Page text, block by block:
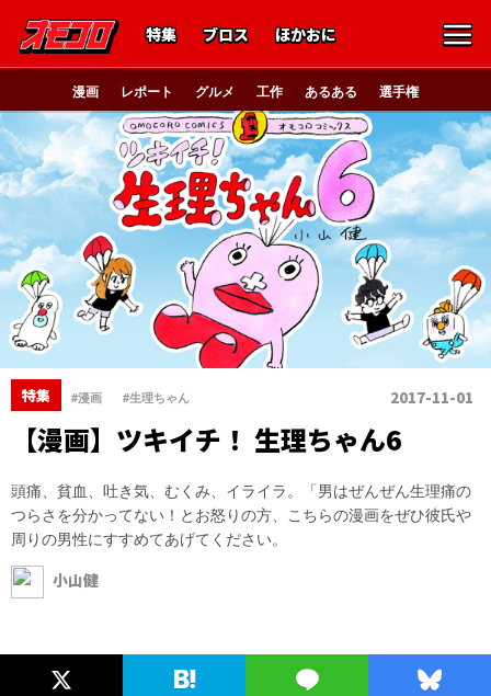
特集 ブロス ほかおに
漫画 レポート グルメ 工作 あるある 選手権
特集 #漫画 #生理ちゃん 2017-11-01
【漫画】ツキイチ！ 生理ちゃん6
頭痛、貧血、吐き気、むくみ、イライラ。「男はぜんぜん生理痛の
つらさを分かってない！とお怒りの方、こちらの漫画をぜひ彼氏や
周りの男性にすすめてあげてください。
小山健